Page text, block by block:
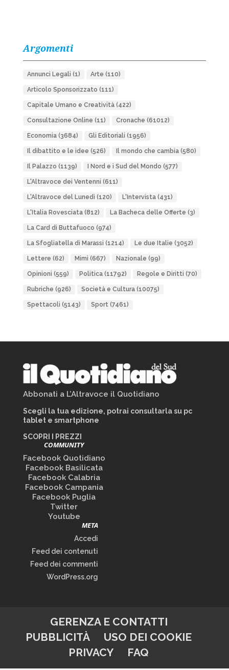
Argomenti
Annunci Legali (1) Arte (110)
Articolo Sponsorizzato (111)
Capitale Umano e Creatività(422)
Consultazione Online (11) Cronache (61012)
Economia(3684) Gli Editoriali (1956)
Il dibattito e le idee (526) Il mondo che cambia(580)
Il Palazzo (1139) I Nord e i Sud del Mondo (577)
L'Altravoce dei Ventenni (611)
L'Altravoce del Lunedì (120) L'Intervista(431)
L'Italia Rovesciata(812) La Bacheca delle Offerte (3)
La Card di Buttafuoco (974)
La Sfogliatella di Marassi (1214) Le due Italie (3052)
Lettere (62) Mimì (667) Nazionale (99)
Opinioni (559) Politica(11792) Regole e Diritti (70)
Rubriche (926) Società e Cultura(10075)
Spettacoli (5143) Sport(7461)
Abbonati a L’Altravoce il Quotidiano
Scegli la tua edizione, potrai consultarla su pc
tablet e smartphone
SCOPRI I PREZZI
COMMUNITY
Facebook Quotidiano
Facebook Basilicata
Facebook Calabria
Facebook Campania
Facebook Puglia
Twitter
Youtube
META
Accedi
Feed dei contenuti
Feed dei commenti
WordPress.org
GERENZA E CONTATTI
PUBBLICITÀ
USO DEI COOKIE
PRIVACY
FAQ